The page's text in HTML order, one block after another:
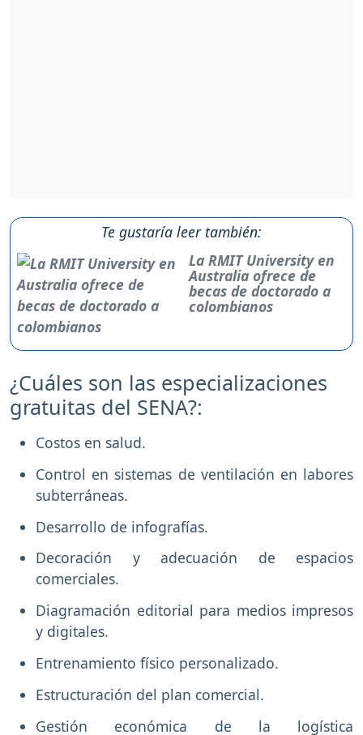
Te gustaría leer también:
La RMIT University en
Australia ofrece de
becas de doctorado a
colombianos
¿Cuáles son las especializaciones
gratuitas del SENA?:
Costos en salud.
Control en sistemas de ventilación en labores
subterráneas.
Desarrollo de infografías.
Decoración y adecuación de espacios
comerciales.
Diagramación editorial para medios impresos
y digitales.
Entrenamiento físico personalizado.
Estructuración del plan comercial.
Gestión económica de la logística